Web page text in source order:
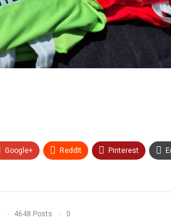
Google+ ReddIt Pinterest
4648 Posts 0